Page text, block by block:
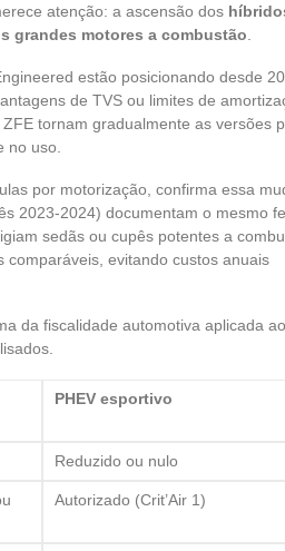
atenção: a ascensão dos
grandes motores a combustão
estão posicionando desde
de TVS ou limites de
tornam gradualmente as versões
no uso.
por motorização, confirma essa
2023-2024) documentam o mesmo
sedãs ou cupês potentes a
evitando custos anuais
da fiscalidade automotiva aplicada
PHEV esportivo
Reduzido ou nulo
Autorizado (Crit’Air 1)